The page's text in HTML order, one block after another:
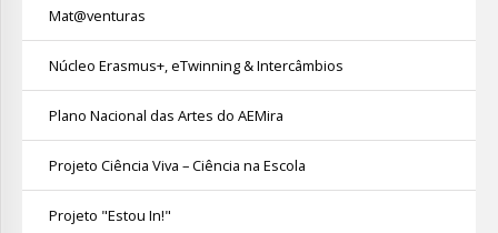
Mat@venturas
Núcleo Erasmus+, eTwinning & Intercâmbios
Plano Nacional das Artes do AEMira
Projeto Ciência Viva – Ciência na Escola
Projeto "Estou In!"